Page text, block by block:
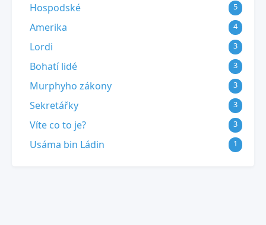
Hospodské 5
Amerika 4
Lordi 3
Bohatí lidé 3
Murphyho zákony 3
Sekretářky 3
Víte co to je? 3
Usáma bin Ládin 1